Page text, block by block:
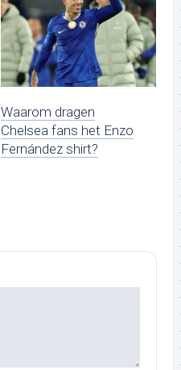
Waarom dragen
Chelsea fans het Enzo
Fernández shirt?